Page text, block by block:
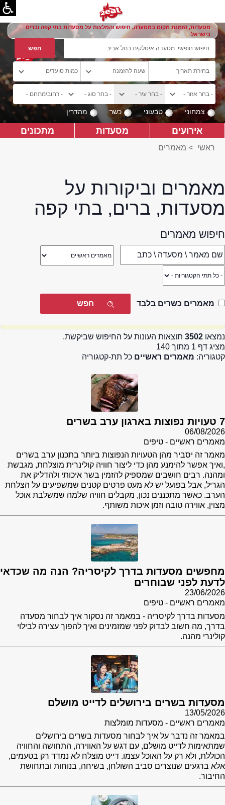
מסעדות, הזמנת מקום במסעדה, חיפוש והמלצות על מסעדות בתי קפה וברים
בישראל
צמחוני טבעוני כשר מהדרין
אירועים מסעדות מתכונים
ראשי > מאמרים
מאמרים וביקורות על
מסעדות, ברים, בתי קפה
חיפוש מאמרים
מאמרים כשרים בלבד
נמצאו 3502 תוצאות העונות על החיפוש שביקשת.
מציג דף 1 מתוך 140
קטגוריה: מאמרים ראשיים כל תת-קטגוריה
7 טעויות נפוצות בארגון ערב בשרים
06/08/2026
מאמרים ראשיים - טיפים
מאמר זה יסביר מהן הטעויות הנפוצות ביותר בתכנון ערב בשרים
,ואיך אפשר להימנע מהן כדי ליצור חוויה קולינרית מוצלחת, מגבשת
ומהנה. רבים חושבים שמספיק להזמין בשר איכותי ולהדליק את
הגריל, אבל בפועל יש לא מעט פרטים קטנים שמשפיעים על הצלחת
הערב. כאשר מתכננים נכון, מקבלים חוויה שלמה שמשלבת אוכל
מצוין, אווירה טובה וזמן איכות משותף.
מחפשים מסעדות בדרך לקיסריה? הנה מה שכדאי
לדעת לפני שבוחרים
23/06/2026
מאמרים ראשיים - טיפים
מסעדות בדרך לקיסריה - במאמר זה נסקור איך לבחור מסעדה
בדרך, מה חשוב לבדוק לפני שמזמינים ואיך להפוך עצירה לבילוי
קולינרי מהנה.
מסעדות בשרים בירושלים לדייט מושלם
13/05/2026
מאמרים ראשיים - מסעדות מומלצות
במאמר זה נדבר על איך לבחור מסעדות בשרים בירושלים
שמתאימות לדייט מושלם, עם דגש על האווירה, התחושה והחוויה
הכוללת, ולא רק על האוכל עצמו. דייט מוצלח לא נמדד רק בטעמים,
אלא ברגעים שנוצרים סביב השולחן, בשיחה, בנוחות ובתחושת
החיבור.